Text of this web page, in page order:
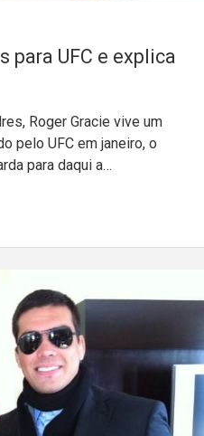
para UFC e explica
Roger Gracie vive um
pelo UFC em janeiro, o
para daqui a…